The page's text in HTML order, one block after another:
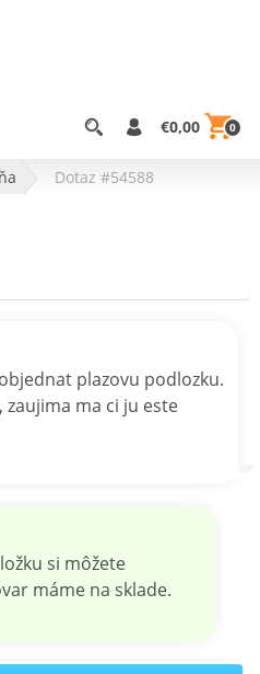
€0,00 0
Dotaz #54588
plazovu podlozku.
zaujima ma ci ju este
si môžete
máme na sklade.